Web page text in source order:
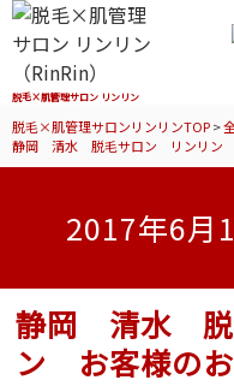
脱毛×肌管理サロン リンリン
脱毛×肌管理サロンリンリンTOP>
静岡 清水 脱毛サロン リンリン
2017年6月
静岡 清水 脱
ン お客様の